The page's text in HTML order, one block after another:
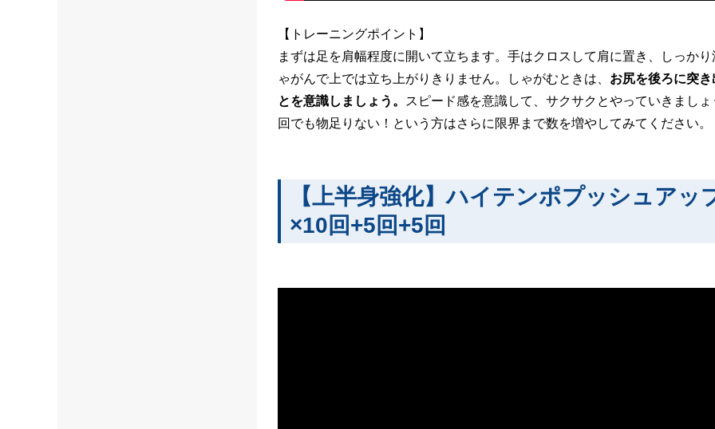
【トレーニングポイント】
まずは足を肩幅程度に開いて立ちます。手はクロスして肩に置き、しっかり
ゃがんで上では立ち上がりきりません。しゃがむときは、 お尻を後ろに突き
とを意識しましょう。 スピード感を意識して、サクサクとやっていきましょ
回でも物足りない！という方はさらに限界まで数を増やしてみてください。
【上半身強化】ハイテンポプッシュアッ
×10回+5回+5回